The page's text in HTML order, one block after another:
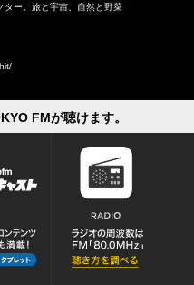
ター。旅と宇宙、自然と野菜
FMが聴けます。